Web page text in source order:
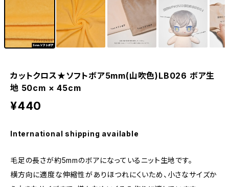
カットクロス★ソフトボア5mm(山吹色)LB026 ボア生
地 50cm × 45cm
¥440
International shipping available
毛足の長さが約5mmのボアになっているニット生地です。
横方向に適度な伸縮性がありほつれにくいため、小さなサイズか